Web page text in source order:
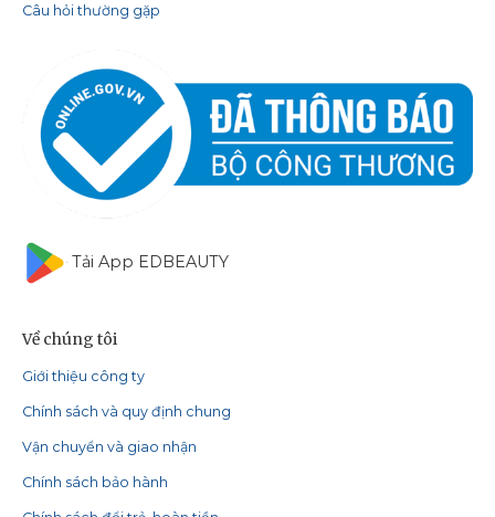
Câu hỏi thường gặp
Tải App EDBEAUTY
Về chúng tôi
Giới thiệu công ty
Chính sách và quy định chung
Vận chuyển và giao nhận
Chính sách bảo hành